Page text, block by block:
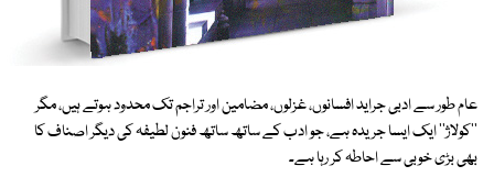
عام طور سے ادبی جراید افسانوں، غزلوں، مضامین اور تراجم تک محدود ہوتے ہیں، مگر
''کولاژ'' ایک ایسا جریدہ ہے، جو ادب کے ساتھ ساتھ فنون لطیفہ کی دیگر اصناف کا
بھی بڑی خوبی سے احاطہ کر رہا ہے۔